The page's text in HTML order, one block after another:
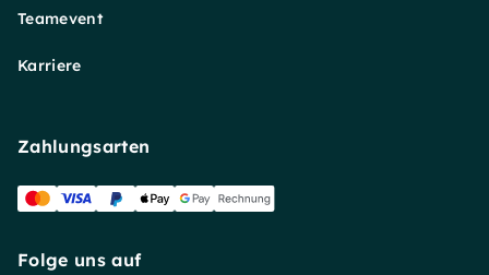
Teamevent
Karriere
Zahlungsarten
Folge uns auf